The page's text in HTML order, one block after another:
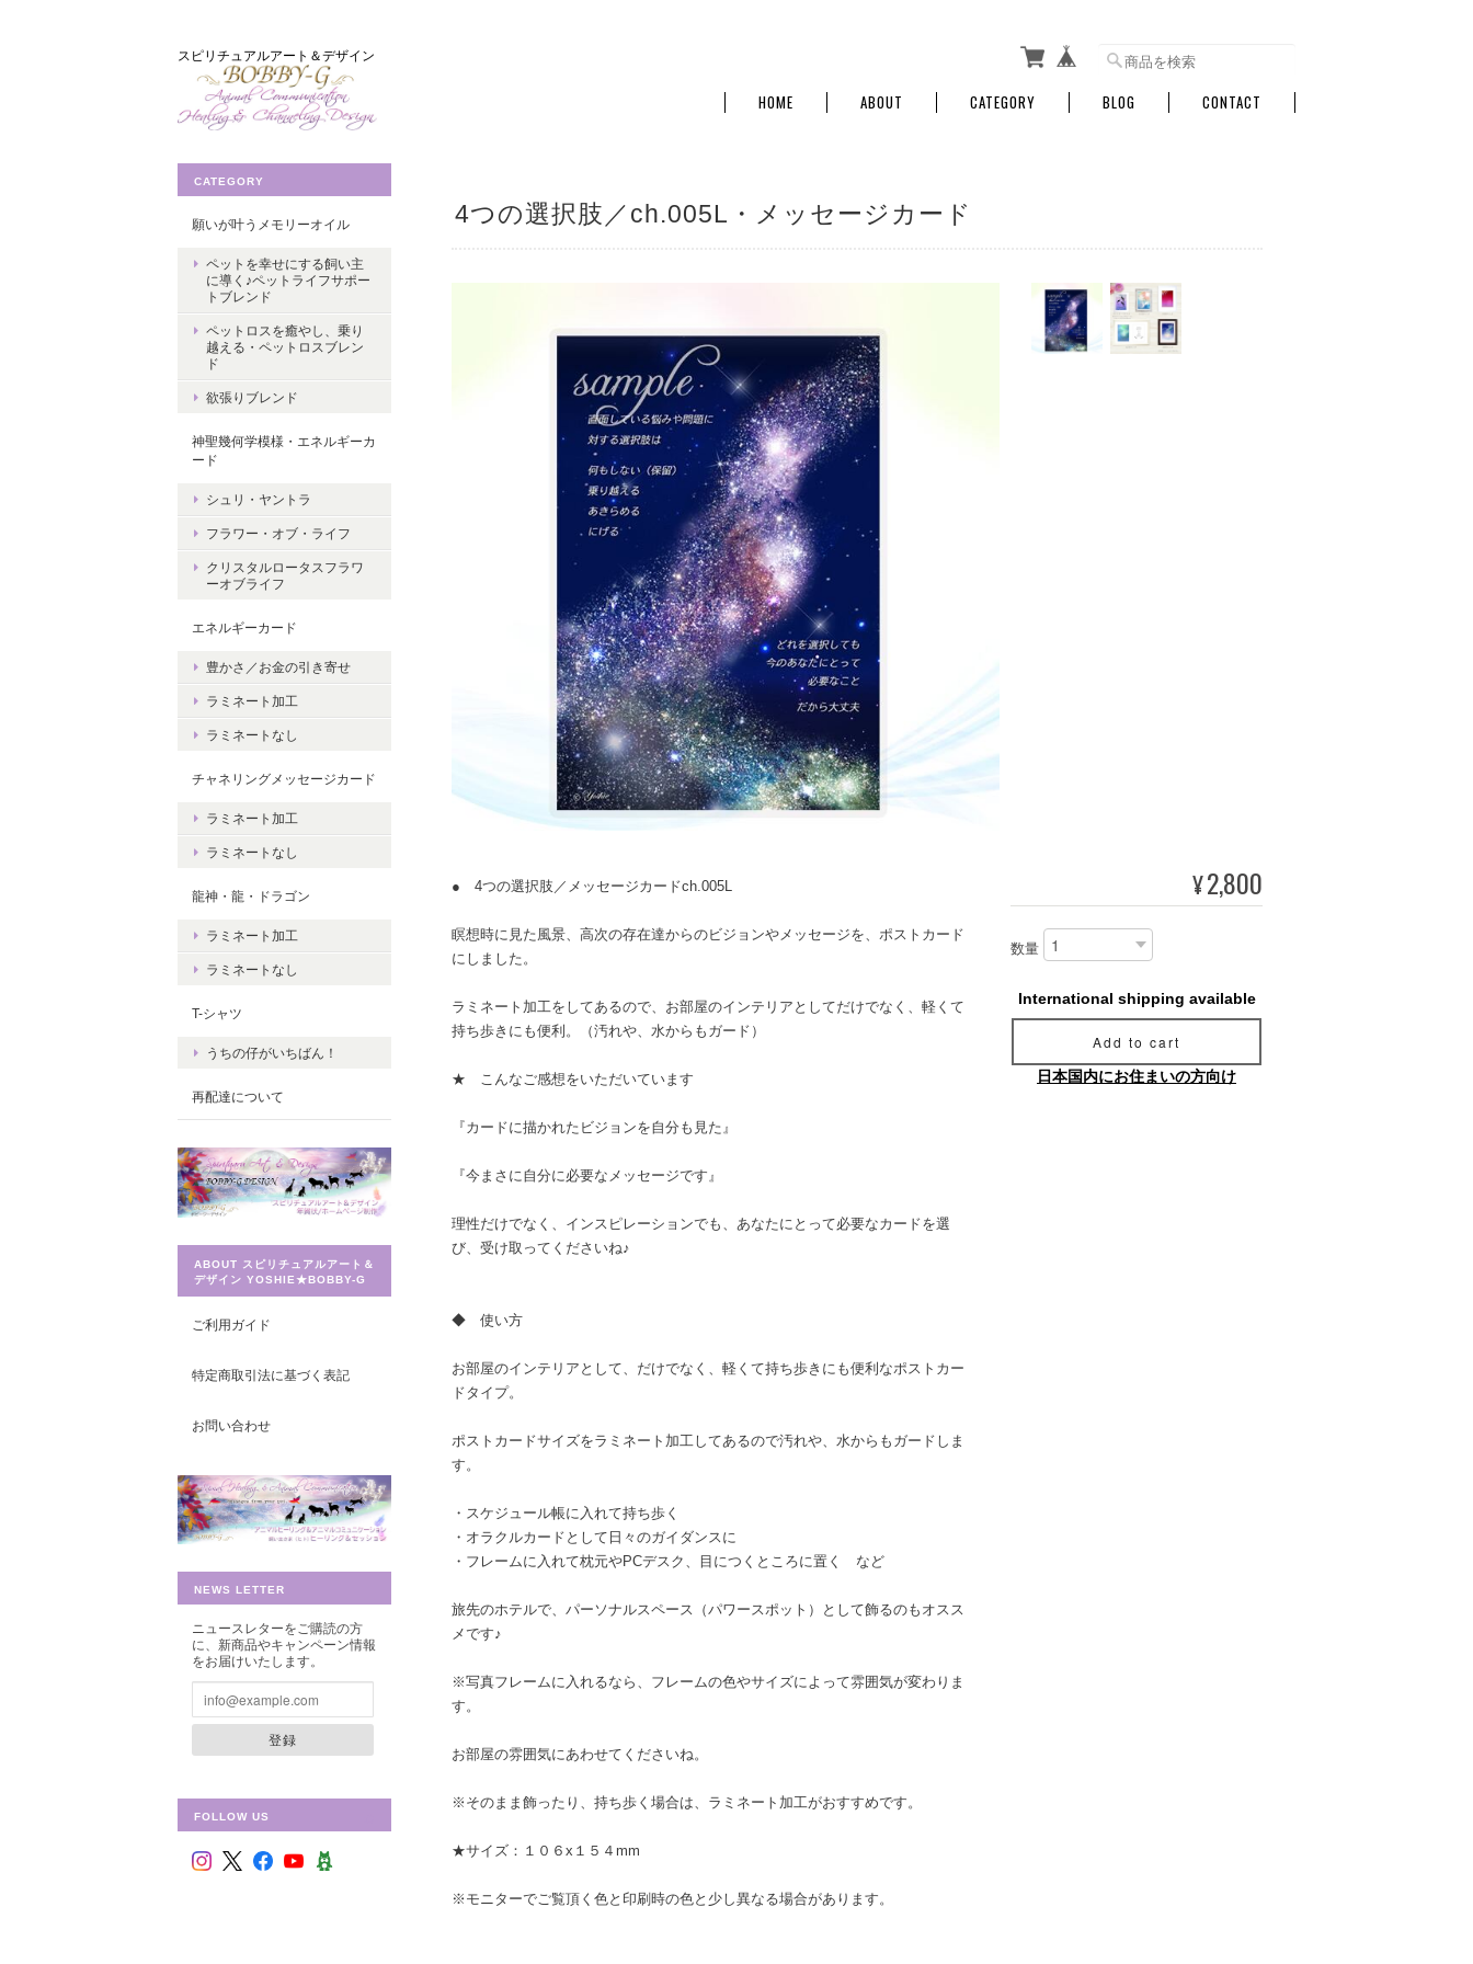
スピリチュアルアート＆デザイン
HOME ABOUT CATEGORY BLOG CONTACT
4つの選択肢／ch.005L・メッセージカード
● 4つの選択肢／メッセージカードch.005L
瞑想時に見た風景、高次の存在達からのビジョンやメッセージを、ポストカード
にしました。
ラミネート加工をしてあるので、お部屋のインテリアとしてだけでなく、軽くて
持ち歩きにも便利。（汚れや、水からもガード）
★ こんなご感想をいただいています
『カードに描かれたビジョンを自分も見た』
『今まさに自分に必要なメッセージです』
理性だけでなく、インスピレーションでも、あなたにとって必要なカードを選
び、受け取ってくださいね♪
◆ 使い方
お部屋のインテリアとして、だけでなく、軽くて持ち歩きにも便利なポストカー
ドタイプ。
ポストカードサイズをラミネート加工してあるので汚れや、水からもガードしま
す。
・スケジュール帳に入れて持ち歩く
・オラクルカードとして日々のガイダンスに
・フレームに入れて枕元やPCデスク、目につくところに置く など
旅先のホテルで、パーソナルスペース（パワースポット）として飾るのもオスス
メです♪
※写真フレームに入れるなら、フレームの色やサイズによって雰囲気が変わりま
す。
お部屋の雰囲気にあわせてくださいね。
※そのまま飾ったり、持ち歩く場合は、ラミネート加工がおすすめです。
★サイズ：１０６x１５４mm
※モニターでご覧頂く色と印刷時の色と少し異なる場合があります。
¥2,800
数量
International shipping available
Add to cart
日本国内にお住まいの方向け
CATEGORY
願いが叶うメモリーオイル
ペットを幸せにする飼い主
に導く♪ペットライフサポー
トブレンド
ペットロスを癒やし、乗り
越える・ペットロスブレン
ド
欲張りブレンド
神聖幾何学模様・エネルギーカ
ード
シュリ・ヤントラ
フラワー・オブ・ライフ
クリスタルロータスフラワ
ーオブライフ
エネルギーカード
豊かさ／お金の引き寄せ
ラミネート加工
ラミネートなし
チャネリングメッセージカード
ラミネート加工
ラミネートなし
龍神・龍・ドラゴン
ラミネート加工
ラミネートなし
T-シャツ
うちの仔がいちばん！
再配達について
ABOUT スピリチュアルアート＆
デザイン YOSHIE★BOBBY-G
ご利用ガイド
特定商取引法に基づく表記
お問い合わせ
NEWS LETTER
ニュースレターをご購読の方
に、新商品やキャンペーン情報
をお届けいたします。
登録
FOLLOW US